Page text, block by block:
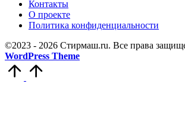
Контакты
О проекте
Политика конфиденциальности
©2023 - 2026 Стирмаш.ru. Все права
WordPress Theme